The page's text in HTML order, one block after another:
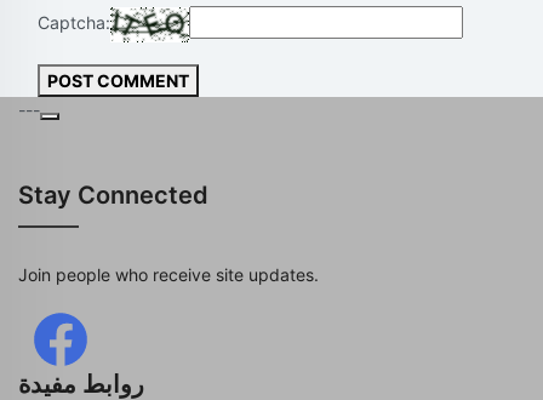
Captcha:
POST COMMENT
---
Stay Connected
Join people who receive site updates.
روابط مفيدة